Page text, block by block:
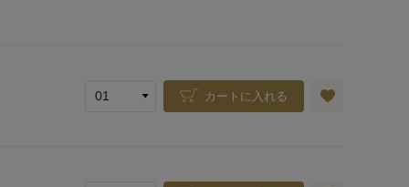
カートに入れる